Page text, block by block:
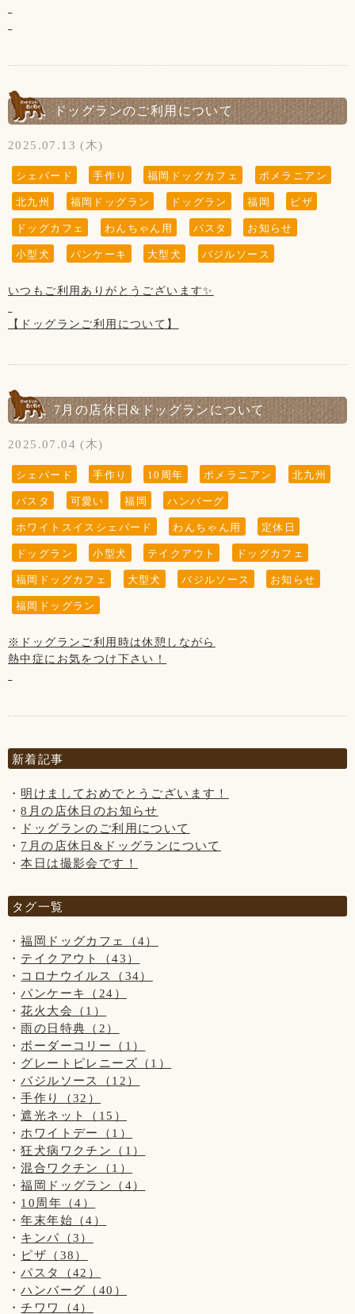
(リードの付け外しもラン内でお願いします)
また、お店を出られてからお客様のお車までも
ノーリードをされている場合はお声かけさせて
お店の門を出られたらすぐに道路がある為
大変危険です！
リードはわんちゃんにとって命綱なので
必ず着用して下さい。
お声かけさせていただいてもリードを
着用していただけない場合は
場合がございますのでご了承下さいませ。
・大型犬の子はお子様(小学生以下)が苦手な為、
・小型犬の子は小さ過ぎる為、
抱っこは禁止とさせていただきます。
カフェにいない場合がございます。
以上をご理解いただきますよう
お願いいたします。
セットメニュー1200円以上ご利用で
ドッグランのご利用が無料になる件について
・ドッグランを初めてご利用の方
・久しぶりにご利用の方
ワクチンの証明書の更新をお願いしております。
よろしくお願いいたします。
【お願い】
(または、カートや抱っこ)をお願いしております。
ご挨拶が済んだ後の“ドッグラン内のみ”です。
お店の門を出られたらすぐに道路がある為
大変危険です！
リードはわんちゃんにとって命綱なので
必ず着用して下さい。
お声かけさせていただいてもリードを
着用していただけない場合は
今後、当店のご利用をお断させていただく
場合がございますのでご了承下さいませ。
※ドッグランは休憩しながら、
抱っこは禁止とさせていただきます。
以上をご理解いただきますよう
お願いいたします。
【8月の店休日】
#ドッグカフェBeBe
#ドッグラン
#ホワイトスイスシェパード
#ポメラニアン
#福岡ドッグカフェ
#福岡ドッグラン
#10周年
#ハンバーグ
#パスタ
#バジル・ジェノベーゼソースは苗から育ててます
#ピザ
#パンケーキ
#わんちゃんメニュー
ドッグランのご利用について
2025.07.13 (木)
シェパード 手作り 福岡ドッグカフェ ポメラニアン
北九州 福岡ドッグラン ドッグラン 福岡 ピザ
ドッグカフェ わんちゃん用 パスタ お知らせ
小型犬 パンケーキ 大型犬 バジルソース
いつもご利用ありがとうございます✨
【ドッグランご利用について】
ドッグランのご利用が無料になる件について
・ドッグランを初めてご利用の方
・久しぶりにご利用の方
は、今まで通り｢ご新規様カルテ｣の記入
よろしくお願いいたします。
【お願い】
当店では店内・テラスでのリードの着用
リードを外して大丈夫なのはわんちゃん同士の
ご挨拶が済んだ後の“ドッグラン内のみ”です。
(リードの付け外しもラン内でお願いします)
ノーリードをされている場合はお声かけさせて
いただいております。
お声かけさせていただいてもリードを
今後、当店のご利用をお断させていただく
場合がございますのでご了承下さいませ。
熱中症に気をつけながらご利用下さい。
※“ふれあい”の営業は行っておりません。
当店のわんちゃんと遊ぶ・お散歩は出来ません。
・大型犬の子はお子様(小学生以下)が苦手な為、
触らせてあげられない場合がございます。
・小型犬の子は小さ過ぎる為、
抱っこは禁止とさせていただきます。
以上をご理解いただきますよう
お願いいたします。
【7月の店休日】
3日、10日、17日、24日、31日の木曜日と、
※第3水曜日の16日です
#ドッグカフェBeBe
#ドッグラン
#ホワイトスイスシェパード
#ポメラニアン
#福岡ドッグカフェ
#福岡ドッグラン
7月の店休日&ドッグランについて
2025.07.04 (木)
シェパード 手作り 10周年 ポメラニアン 北九州
パスタ 可愛い 福岡 ハンバーグ
ホワイトスイスシェパード わんちゃん用 定休日
ドッグラン 小型犬 テイクアウト ドッグカフェ
福岡ドッグカフェ 大型犬 バジルソース お知らせ
福岡ドッグラン
※ドッグランご利用時は休憩しながら
熱中症にお気をつけ下さい！
新着記事
明けましておめでとうございます！
8月の店休日のお知らせ
ドッグランのご利用について
7月の店休日&ドッグランについて
本日は撮影会です！
タグ一覧
福岡ドッグカフェ（4）
テイクアウト（43）
コロナウイルス（34）
パンケーキ（24）
花火大会（1）
雨の日特典（2）
ボーダーコリー（1）
グレートピレニーズ（1）
バジルソース（12）
手作り（32）
遮光ネット（15）
ホワイトデー（1）
狂犬病ワクチン（1）
混合ワクチン（1）
福岡ドッグラン（4）
10周年（4）
年末年始（4）
キンパ（3）
ピザ（38）
パスタ（42）
ハンバーグ（40）
チワワ（4）